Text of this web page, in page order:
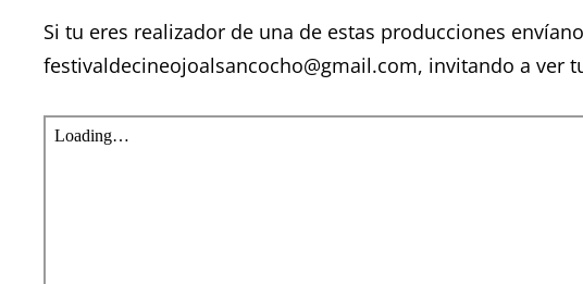
Si tu eres realizador de una de estas producciones
festivaldecineojoalsancocho@gmail.com, invitando a ver